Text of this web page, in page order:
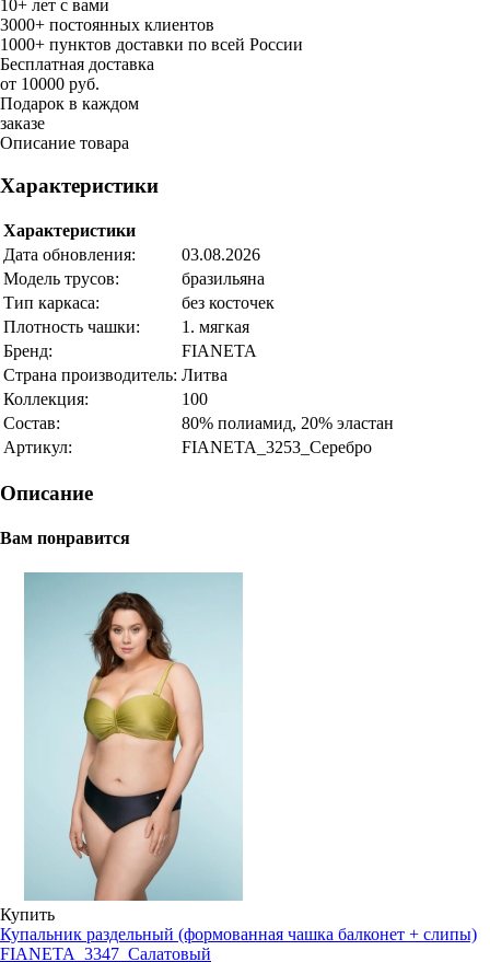
10+ лет с вами
3000+ постоянных клиентов
1000+ пунктов доставки по всей России
Бесплатная доставка
от 10000 руб.
Подарок в каждом
заказе
Описание товара
Характеристики
Характеристики
Дата обновления:
03.08.2026
Модель трусов:
бразильяна
Тип каркаса:
без косточек
Плотность чашки:
1. мягкая
Бренд:
FIANETA
Страна производитель: Литва
Коллекция:
100
Состав:
80% полиамид, 20% эластан
Артикул:
FIANETA_3253_Серебро
Описание
Вам понравится
Купить
Купальник раздельный (формованная чашка балконет + слипы)
FIANETA_3347_Салатовый